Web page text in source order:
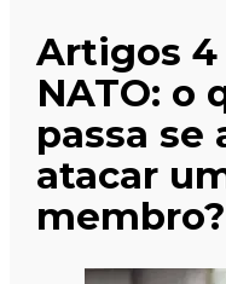
Artigos 4
NATO: o
passa se
atacar
membro?